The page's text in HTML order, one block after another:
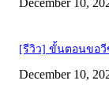
[รีวิว] ขั้นตอนขอวี
December 10,